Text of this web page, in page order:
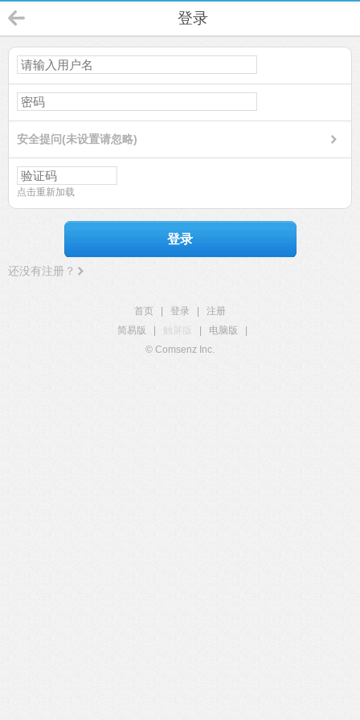
登录
安全提问(未设置请忽略)
点击重新加载
登录
还没有注册？
首页 登录
注册
简易版
触屏版 电脑版
© Comsenz Inc.